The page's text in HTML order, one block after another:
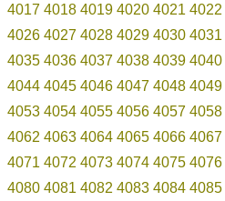
4017 4018 4019 4020 4021 4022
4026 4027 4028 4029 4030 4031
4035 4036 4037 4038 4039 4040
4044 4045 4046 4047 4048 4049
4053 4054 4055 4056 4057 4058
4062 4063 4064 4065 4066 4067
4071 4072 4073 4074 4075 4076
4080 4081 4082 4083 4084 4085